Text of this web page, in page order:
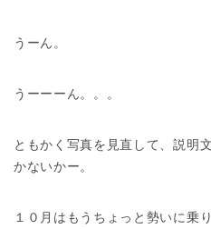
うーん。
うーーーん。。。
ともかく写真を見直して、説明
かないかー。
１０月はもうちょっと勢いに乗